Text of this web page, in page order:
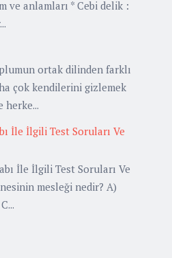
ve anlamları * Cebi delik :
ortak dilinden farklı
çok kendilerini gizlemek
herke...
İle İlgili Test Soruları Ve
İle İlgili Test Soruları Ve
mesleği nedir? A)